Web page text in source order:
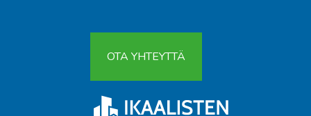
OTA YHTEYTTÄ